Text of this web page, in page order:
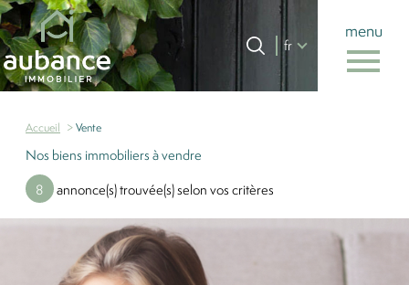
menu
fr
Accueil
Accueil Vente
Nos biens immobiliers à vendre
8
annonce(s) trouvée(s) selon vos critères